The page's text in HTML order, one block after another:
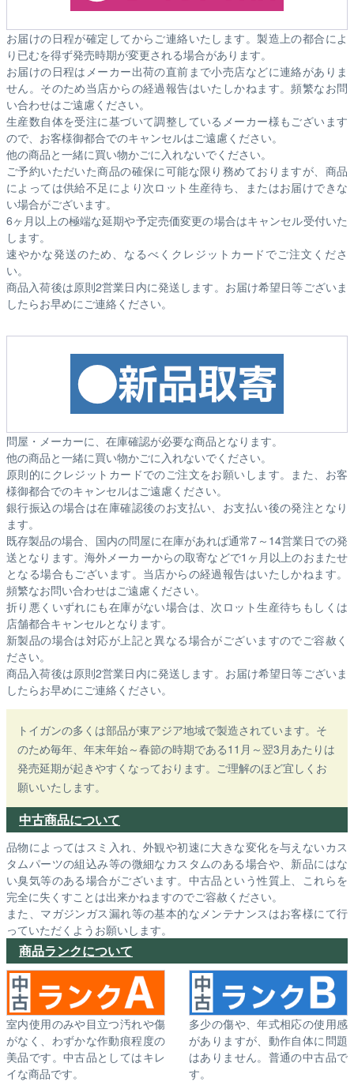
お届けの日程が確定してからご連絡いたします。製造上の都合によ
り已むを得ず発売時期が変更される場合があります。
お届けの日程はメーカー出荷の直前まで小売店などに連絡がありま
せん。そのため当店からの経過報告はいたしかねます。頻繁なお問
い合わせはご遠慮ください。
生産数自体を受注に基づいて調整しているメーカー様もございます
ので、お客様御都合でのキャンセルはご遠慮ください。
他の商品と一緒に買い物かごに入れないでください。
ご予約いただいた商品の確保に可能な限り務めておりますが、商品
によっては供給不足により次ロット生産待ち、またはお届けできな
い場合がございます。
6ヶ月以上の極端な延期や予定売価変更の場合はキャンセル受付いた
します。
速やかな発送のため、なるべくクレジットカードでご注文くださ
い。
商品入荷後は原則2営業日内に発送します。お届け希望日等ございま
したらお早めにご連絡ください。
問屋・メーカーに、在庫確認が必要な商品となります。
他の商品と一緒に買い物かごに入れないでください。
原則的にクレジットカードでのご注文をお願いします。また、お客
様御都合でのキャンセルはご遠慮ください。
銀行振込の場合は在庫確認後のお支払い、お支払い後の発注となり
ます。
既存製品の場合、国内の問屋に在庫があれば通常7～14営業日での発
送となります。海外メーカーからの取寄などで1ヶ月以上のおまたせ
となる場合もございます。 当店からの経過報告はいたしかねます。
頻繁なお問い合わせはご遠慮ください。
折り悪くいずれにも在庫がない場合は、次ロット生産待ちもしくは
店舗都合キャンセルとなります。
新製品の場合は対応が上記と異なる場合がございますのでご容赦く
ださい。
商品入荷後は原則2営業日内に発送します。お届け希望日等ございま
したらお早めにご連絡ください。
トイガンの多くは部品が東アジア地域で製造されています。そ
のため毎年、年末年始～春節の時期である11月～翌3月あたりは
発売延期が起きやすくなっております。ご理解のほど宜しくお
願いいたします。
中古商品について
品物によってはスミ入れ、外観や初速に大きな変化を与えないカス
タムパーツの組込み等の微細なカスタムのある場合や、新品にはな
い臭気等のある場合がございます。中古品という性質上、これらを
完全に失くすことは出来かねますのでご容赦ください。
また、マガジンガス漏れ等の基本的なメンテナンスはお客様にて行
っていただくようお願いします。
商品ランクについて
室内使用のみや目立つ汚れや傷
がなく、わずかな作動痕程度の
美品です。中古品としてはキレ
イな商品です。
多少の傷や、年式相応の使用感
がありますが、動作自体に問題
はありません。普通の中古品で
す。